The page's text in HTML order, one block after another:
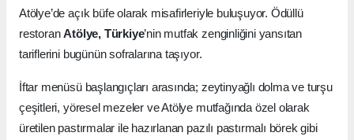
Atölye’de açık büfe olarak misafirleriyle buluşuyor. Ödüllü
restoranAtölye, Türkiye’nin mutfak zenginliğini yansıtan
tariflerini bugünün sofralarına taşıyor.
İftar menüsü başlangıçları arasında; zeytinyağlı dolma ve turşu
çeşitleri, yöresel mezeler ve Atölye mutfağında özel olarak
üretilen pastırmalar ile hazırlanan pazılı pastırmalı börek gibi